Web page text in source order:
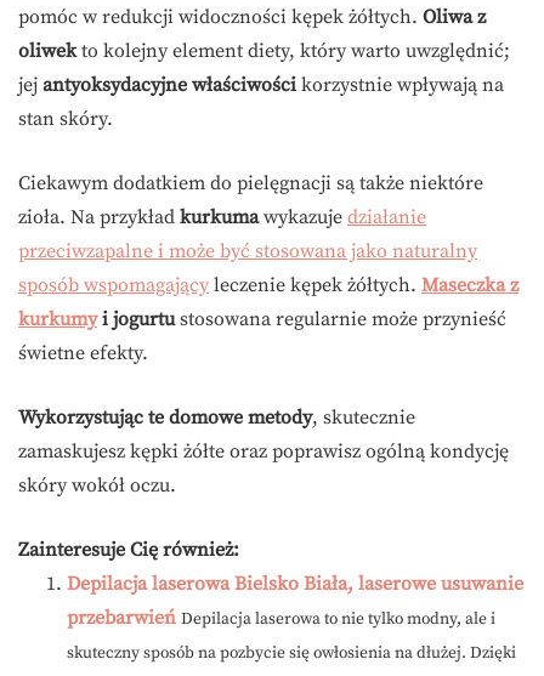
pomóc w redukcji widoczności kępek żółtych. Oliwa z
oliwekto kolejny element diety, który warto uwzględnić;
jej antyoksydacyjne właściwości korzystnie wpływają na
stan skóry.
Ciekawym dodatkiem do pielęgnacji są także niektóre
zioła. Na przykład kurkumawykazuje działanie
przeciwzapalne i może być stosowana jako naturalny
sposób wspomagający leczenie kępek żółtych. Maseczka z
kurkumyi jogurtustosowana regularnie może przynieść
świetne efekty.
Wykorzystując te domowe metody, skutecznie
zamaskujesz kępki żółte oraz poprawisz ogólną kondycję
skóry wokół oczu.
Zainteresuje Cię również:
Depilacja laserowa Bielsko Biała, laserowe usuwanie
przebarwień Depilacja laserowa to nie tylko modny, ale i
skuteczny sposób na pozbycie się owłosienia na dłużej. Dzięki